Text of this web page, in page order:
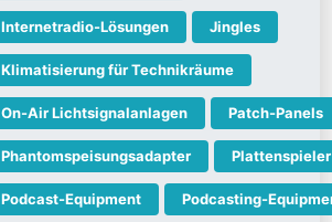
Internetradio-Lösungen Jingles
Klimatisierung für Technikräume
On-Air Lichtsignalanlagen Patch-Panels
Phantomspeisungsadapter Plattenspieler
Podcast-Equipment Podcasting-